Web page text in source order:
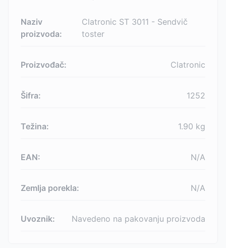
Naziv
proizvoda:
Clatronic ST 3011 - Sendvič
toster
Proizvođač: Clatronic
Šifra: 1252
Težina: 1.90 kg
EAN: N/A
Zemlja porekla: N/A
Uvoznik: Navedeno na pakovanju proizvoda